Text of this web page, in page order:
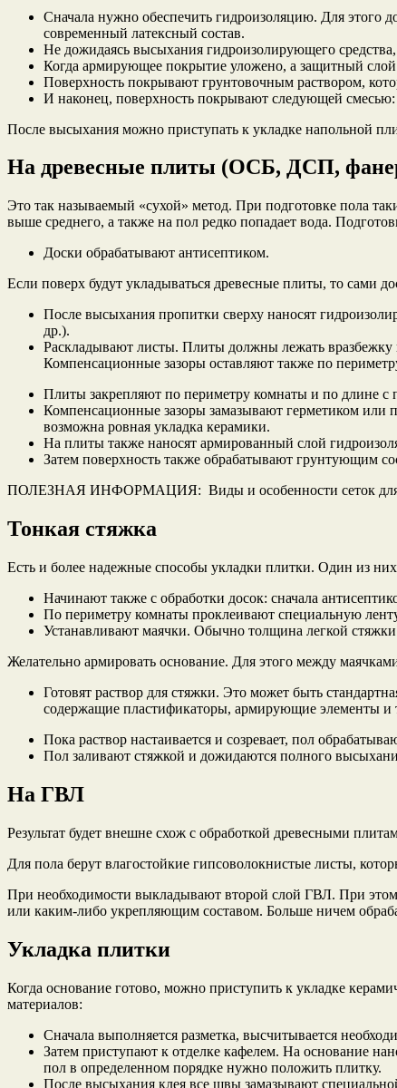
Сначала нужно обеспечить гидроизоляцию. Для этого
современный латексный состав.
Не дожидаясь высыхания гидроизолирующего
Когда армирующее покрытие уложено, а защитный слой
Поверхность покрывают грунтовочным раствором,
И наконец, поверхность покрывают следующей
После высыхания можно приступать к укладке напольной
На древесные плиты (ОСБ, ДСП,
Это так называемый «сухой» метод. При подготовке пола
выше среднего, а также на пол редко попадает вода.
Доски обрабатывают антисептиком.
Если поверх будут укладываться древесные плиты, то сами
После высыхания пропитки сверху наносят
др.).
Раскладывают листы. Плиты должны лежать вразбежку
Компенсационные зазоры оставляют также по
Плиты закрепляют по периметру комнаты и по длине с
Компенсационные зазоры замазывают герметиком или
возможна ровная укладка керамики.
На плиты также наносят армированный слой
Затем поверхность также обрабатывают грунтующим
ПОЛЕЗНАЯ ИНФОРМАЦИЯ: Виды и особенности сеток для
Тонкая стяжка
Есть и более надежные способы укладки плитки. Один из
Начинают также с обработки досок: сначала
По периметру комнаты проклеивают специальную
Устанавливают маячки. Обычно толщина легкой
Желательно армировать основание. Для этого между
Готовят раствор для стяжки. Это может быть
содержащие пластификаторы, армирующие элементы и
Пока раствор настаивается и созревает, пол
Пол заливают стяжкой и дожидаются полного
На ГВЛ
Результат будет внешне схож с обработкой древесными
Для пола берут влагостойкие гипсоволокнистые листы,
При необходимости выкладывают второй слой ГВЛ. При
или каким-либо укрепляющим составом. Больше ничем
Укладка плитки
Когда основание готово, можно приступить к укладке
материалов:
Сначала выполняется разметка, высчитывается
Затем приступают к отделке кафелем. На основание
пол в определенном порядке нужно положить плитку.
После высыхания клея все швы замазывают